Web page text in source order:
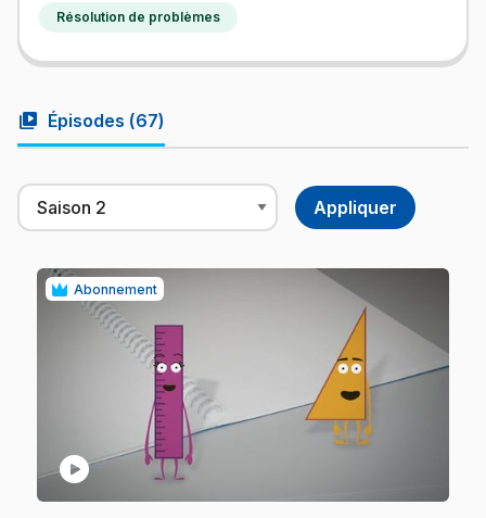
Résolution de problèmes
video_library Épisodes (67)
Abonnement
play_circle